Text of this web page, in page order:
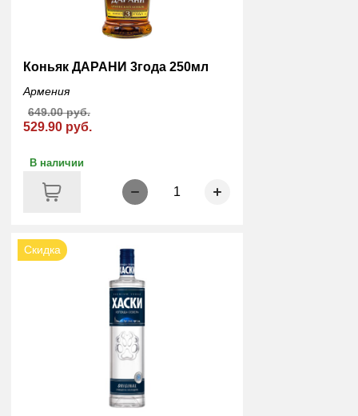
Коньяк ДАРАНИ 3года 250мл
Армения
529.90 руб.
649.00 руб.
В наличии
1
Скидка